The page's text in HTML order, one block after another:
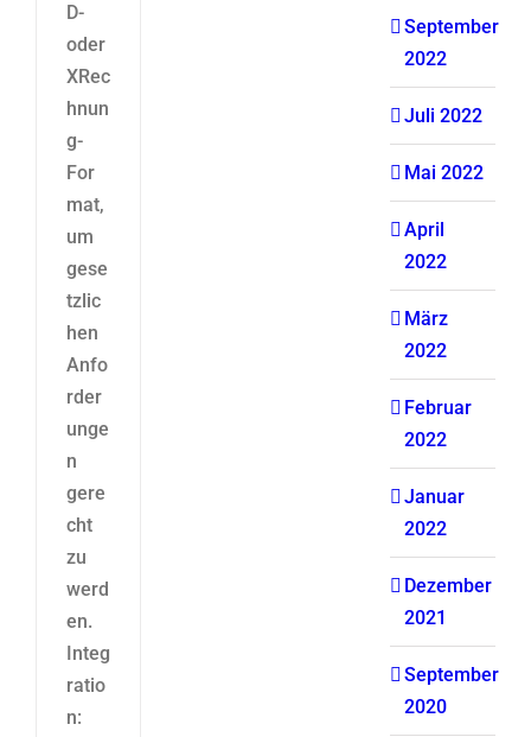
D-
oder
XRec
hnun
g-
For
mat,
um
gese
tzlic
hen
Anfo
rder
unge
n
gere
cht
zu
werd
en.
Integ
ratio
n:
September
2022
Juli 2022
Mai 2022
April
2022
März
2022
Februar
2022
Januar
2022
Dezember
2021
September
2020